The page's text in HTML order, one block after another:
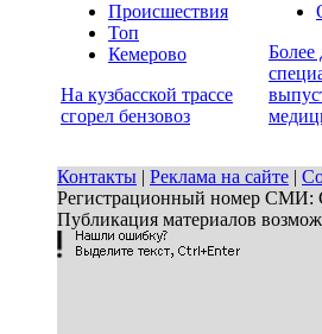
Происшествия
Топ
Кемерово
На кузбасской трассе
сгорел бензовоз
Более
Контакты | Реклама на сайте |
Регистрационный номер СМИ:
Публикация материалов